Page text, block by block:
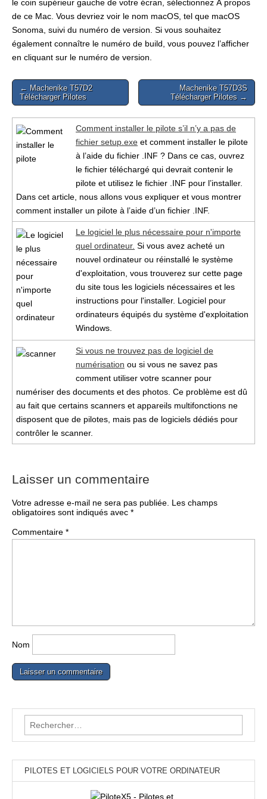
le coin supérieur gauche de votre écran, sélectionnez À propos
de ce Mac. Vous devriez voir le nom macOS, tel que macOS
Sonoma, suivi du numéro de version. Si vous souhaitez
également connaître le numéro de build, vous pouvez l’afficher
en cliquant sur le numéro de version.
Post
navigation
← Machenike T57D2
Télécharger Pilotes
Machenike T57D3S
Télécharger Pilotes →
Comment installer le pilote s’il n’y a pas de
fichier setup.exe et comment installer le pilote
à l’aide du fichier .INF ? Dans ce cas, ouvrez
le fichier téléchargé qui devrait contenir le
pilote et utilisez le fichier .INF pour l’installer.
Dans cet article, nous allons vous expliquer et vous montrer
comment installer un pilote à l’aide d’un fichier .INF.
Le logiciel le plus nécessaire pour n'importe
quel ordinateur. Si vous avez acheté un
nouvel ordinateur ou réinstallé le système
d'exploitation, vous trouverez sur cette page
du site tous les logiciels nécessaires et les
instructions pour l'installer. Logiciel pour
ordinateurs équipés du système d'exploitation
Windows.
Si vous ne trouvez pas de logiciel de
numérisation ou si vous ne savez pas
comment utiliser votre scanner pour
numériser des documents et des photos. Ce problème est dû
au fait que certains scanners et appareils multifonctions ne
disposent que de pilotes, mais pas de logiciels dédiés pour
contrôler le scanner.
Laisser un commentaire
Votre adresse e-mail ne sera pas publiée. Les champs
obligatoires sont indiqués avec *
Commentaire *
Nom
Rechercher :
PILOTES ET LOGICIELS POUR VOTRE ORDINATEUR